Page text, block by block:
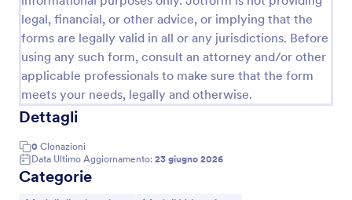
legal, financial, or other advice, or implying that the
forms are legally valid in all or any jurisdictions. Before
using any such form, consult an attorney and/or other
applicable professionals to make sure that the form
meets your needs, legally and otherwise.
Dettagli
0 Clonazioni
Data Ultimo Aggiornamento: 23 giugno 2026
Categorie
Usa Template
Anteprima